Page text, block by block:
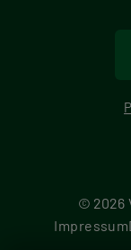
© 2026
F
Impressum